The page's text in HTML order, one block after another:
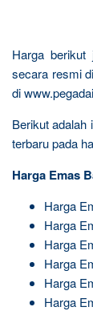
Harga
secara resmi
di
Berikut adalah
terbaru pada
Harga Emas
Harga
Harga
Harga
Harga
Harga
Harga